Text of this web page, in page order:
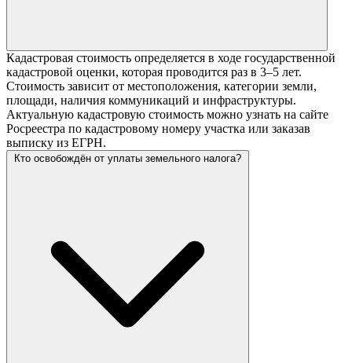
Кадастровая стоимость определяется в ходе государственной
кадастровой оценки, которая проводится раз в 3–5 лет.
Стоимость зависит от местоположения, категории земли,
площади, наличия коммуникаций и инфраструктуры.
Актуальную кадастровую стоимость можно узнать на сайте
Росреестра по кадастровому номеру участка или заказав
выписку из ЕГРН.
Кто освобождён от уплаты земельного налога?